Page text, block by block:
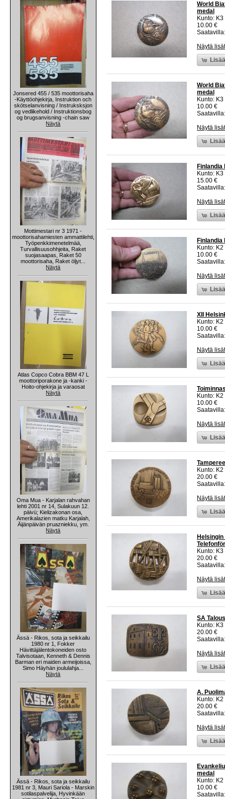
Jonsered 455 / 535 moottorisaha
-Käyttöohjekirja, Instruktion och
skötselanvisning / Instruksksjon
og vedlikehold / Instruktionsbog
og brugsanvisning -chain saw
Näytä
Mottimestari nr 3 1971 -
moottorisahamiesten ammattilehti,
Työpenkkimenetelmää,
Turvallisuusohhjeita, Raket
suojasaapas, Raket 50
moottorisaha, Raket öljyt...
Näytä
Atlas Copco Cobra BBM 47 L
moottoriporakone ja -kanki -
Hoito-ohjekirja ja varaosat
Näytä
Oma Mua - Karjalan rahvahan
lehti 2001 nr 14, Sulakuun 12.
päivü; Kielizakonan osa,
Amerikalazien matku Karjalah,
Äijänpäivän pruazniekku, ym.
Näytä
Ässä - Rikos, sota ja seikkailu
1980 nr 1, Fokker
Hävittäjälentokoneiden osto
Talvisotaan, Kenneth & Dennis
Barman eri maiden armeijoissa,
Simo Häyhän joululahja...
Näytä
Ässä - Rikos, sota ja seikkailu
1981 nr 3, Mauri Sariola - Marskin
sotilaspalvelija, Hyvinkään
World
medal
Kunto:
10.00 €
Näytä
World
medal
Kunto:
10.00 €
Näytä
Finlandia
Kunto:
15.00 €
Näytä
Finlandia
Kunto:
10.00 €
Näytä
XII
Kunto:
10.00 €
Näytä
Kunto:
10.00 €
Näytä
Kunto:
20.00 €
Näytä
Kunto:
20.00 €
Näytä
SA
Kunto:
20.00 €
Näytä
A.
Kunto:
20.00 €
Näytä
medal
Kunto:
10.00 €